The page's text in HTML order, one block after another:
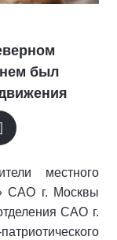
нем был
местного
САО г. Москвы
САО г.